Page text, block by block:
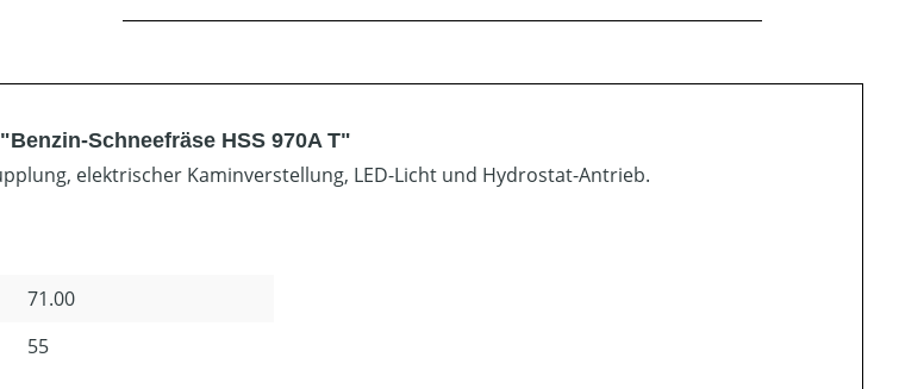
Schneefräse HSS 970A T"
elektrischer Kaminverstellung, LED-Licht und Hydrostat-Antrieb.
71.00
55